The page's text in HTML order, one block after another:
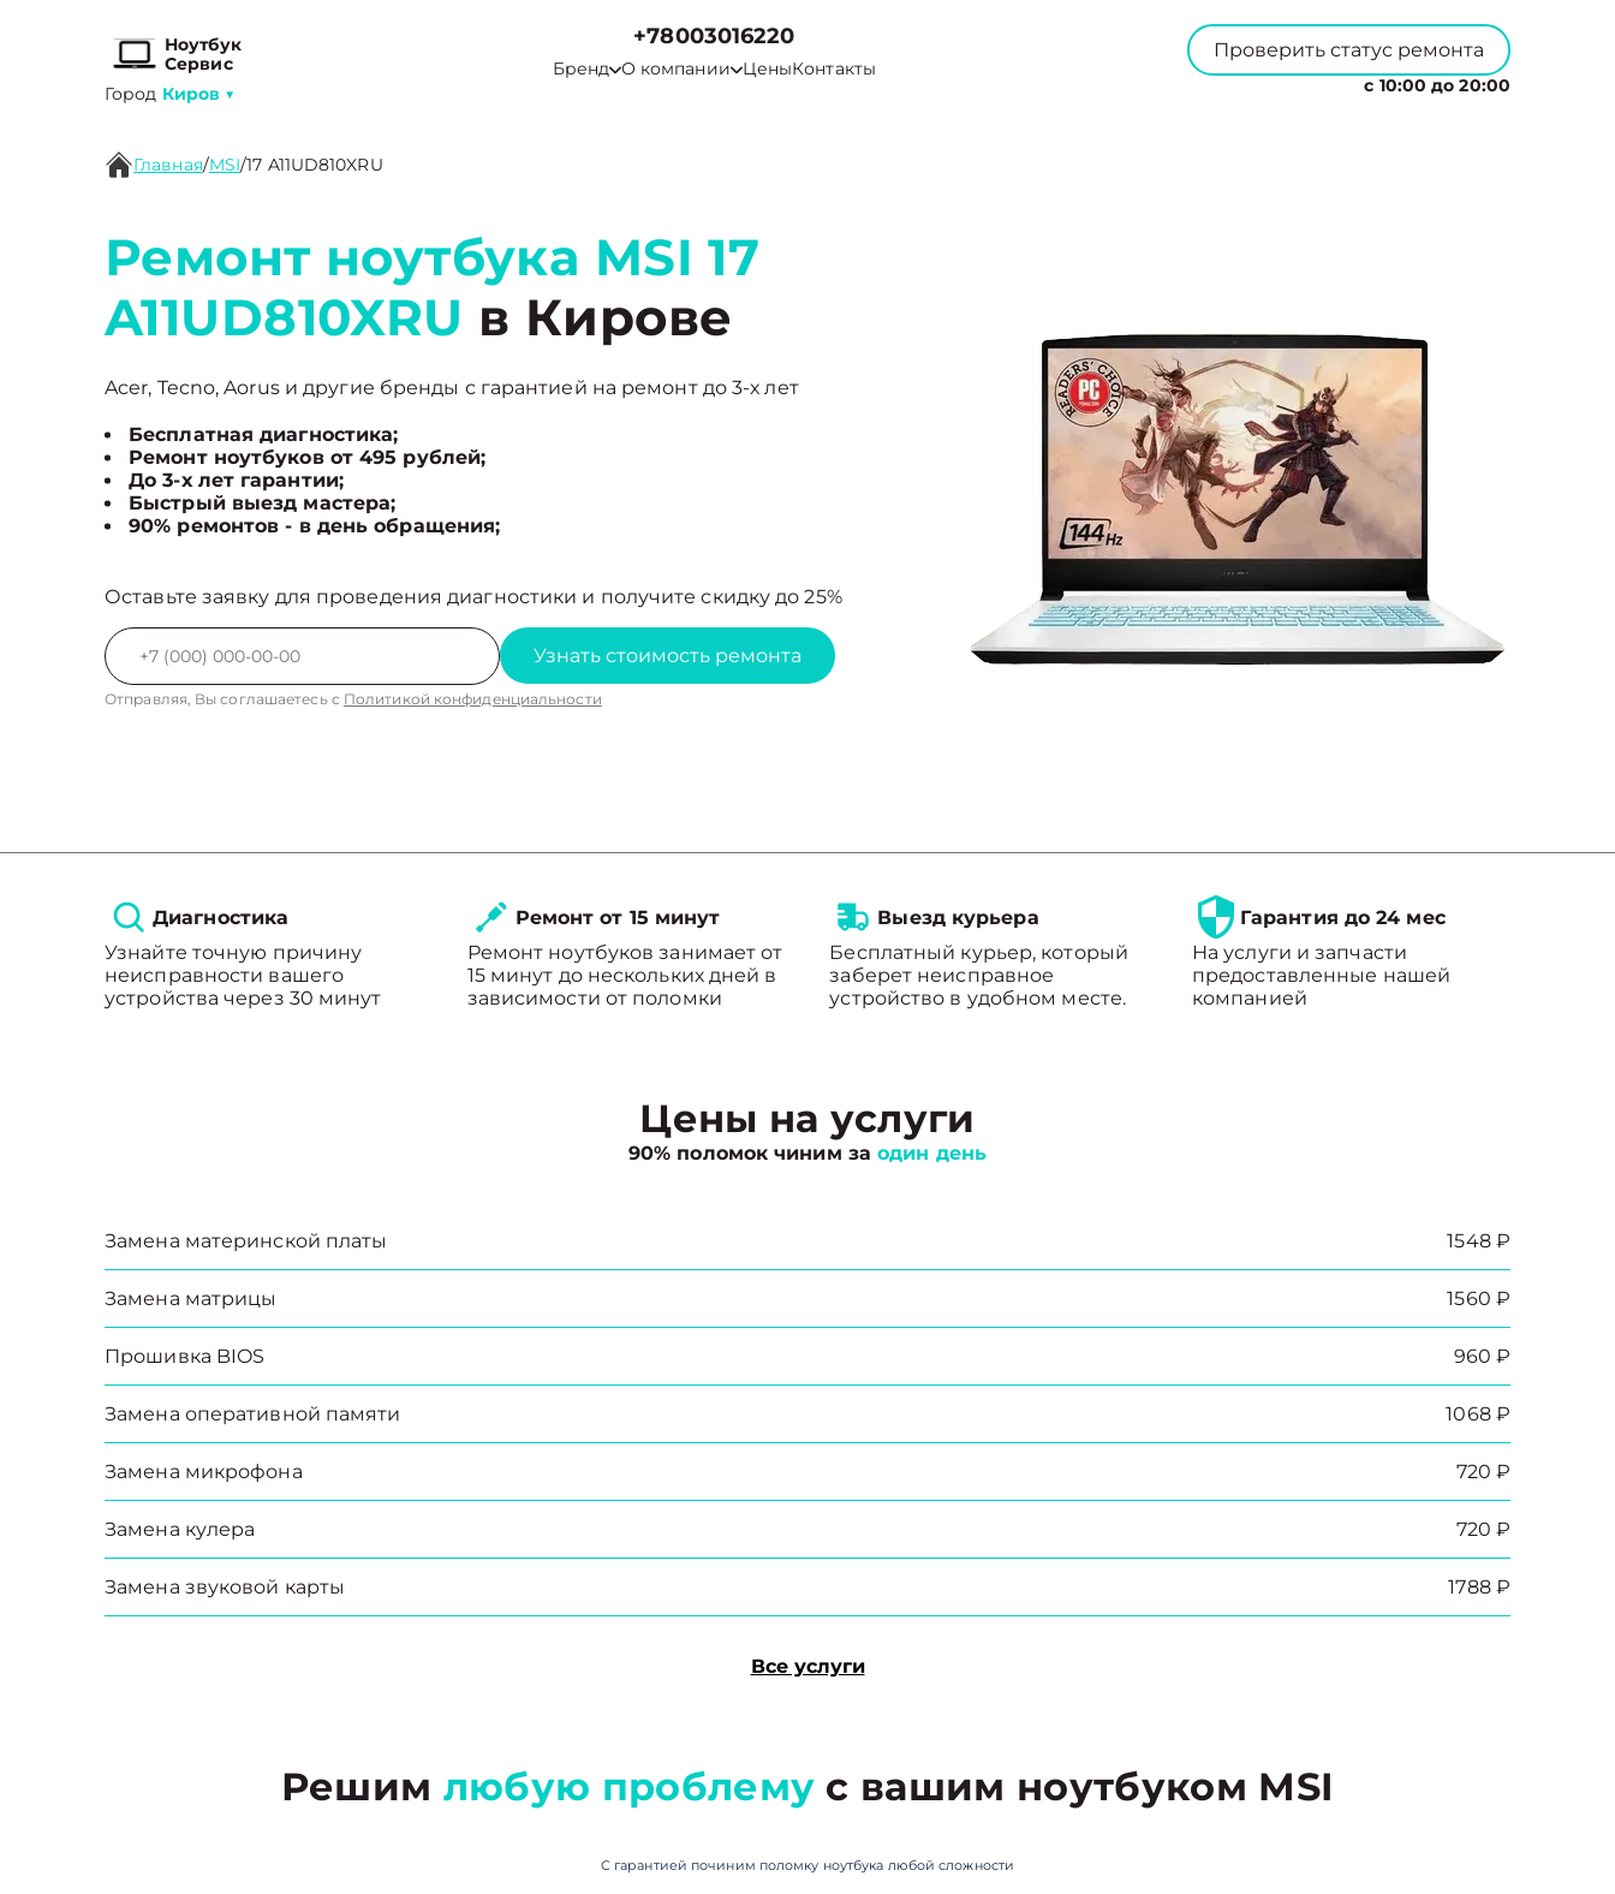
Ноутбук
Сервис
Город Киров ▼
+78003016220
Бренд О компании ЦеныКонтакты
Проверить статус ремонта
с 10:00 до 20:00
Главная/MSI/17 A11UD810XRU
Ремонт ноутбука MSI 17
A11UD810XRU в Кирове
Acer, Tecno, Aorus и другие бренды с гарантией на ремонт до 3-х лет
Бесплатная диагностика;
Ремонт ноутбуков от 495 рублей;
До 3-х лет гарантии;
Быстрый выезд мастера;
90% ремонтов - в день обращения;
Оставьте заявку для проведения диагностики и получите скидку до 25%
Узнать стоимость ремонта
Отправляя, Вы соглашаетесь с Политикой конфиденциальности
Диагностика
Узнайте точную причину
неисправности вашего
устройства через 30 минут
Ремонт от 15 минут
Ремонт ноутбуков занимает от
15 минут до нескольких дней в
зависимости от поломки
Выезд курьера
Бесплатный курьер, который
заберет неисправное
устройство в удобном месте.
Гарантия до 24 мес
На услуги и запчасти
предоставленные нашей
компанией
Цены на услуги
90% поломок чиним заодин день
Замена материнской платы 1548 ₽
Замена матрицы 1560 ₽
Прошивка BIOS 960 ₽
Замена оперативной памяти 1068 ₽
Замена микрофона 720 ₽
Замена кулера 720 ₽
Замена звуковой карты 1788 ₽
Все услуги
Решим любую проблему с вашим ноутбуком MSI
С гарантией починим поломку ноутбука любой сложности